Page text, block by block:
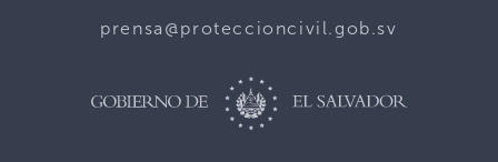
prensa@proteccioncivil.gob.sv